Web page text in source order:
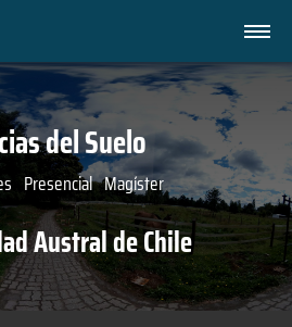
del Suelo
Presencial Magíster
Austral de Chile